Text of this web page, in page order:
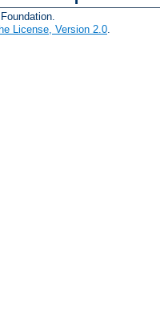
License, Version 2.0.